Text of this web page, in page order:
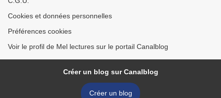
Cookies et données personnelles
Préférences cookies
Voir le profil de Mel lectures sur le portail Canalblog
Créer un blog sur Canalblog
Créer un blog